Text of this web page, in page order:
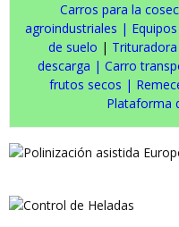
Carros para la
agroindustriales |
de suelo |
descarga | Carro
frutos secos |
Plataforma